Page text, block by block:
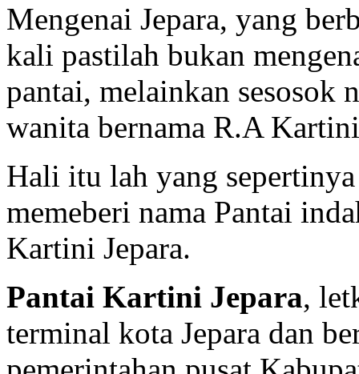
Mengenai Jepara, yang
kali pastilah bukan
pantai, melainkan sesosok
wanita bernama R.A
Hali itu lah yang
memeberi nama Pantai
Kartini Jepara.
Pantai Kartini Jepara,
terminal kota Jepara dan